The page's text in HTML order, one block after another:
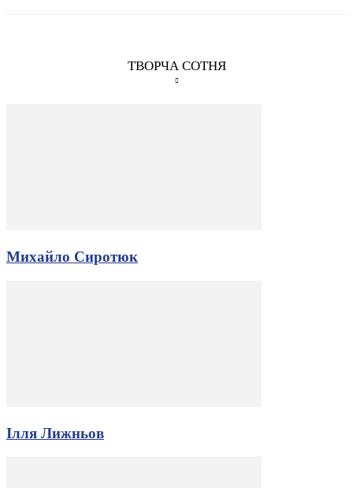
ТВОРЧА СОТНЯ
Михайло Сиротюк
Ілля Лижньов